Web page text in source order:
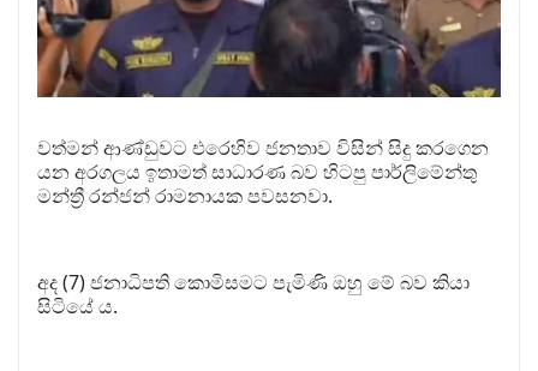
වත්මන් ආණ්ඩුවට එරෙහිව ජනතාව විසින් සිදු කරගෙන
යන අරගලය ඉතාමත් සාධාරණ බව හිටපු පාර්ලිමේන්තු
මන්ත්‍රී රන්ජන් රාමනායක පවසනවා.
අද (7) ජනාධිපති කොමිසමට පැමිණි ඔහු මේ බව කියා
සිටියේ ය.